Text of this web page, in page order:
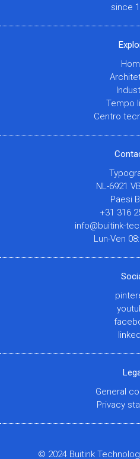
since
Tempo
Centro
NL-6921
Paesi
+31 316
info@buitink-
Lun-Ven
General
Privacy
© 2024 Buitink